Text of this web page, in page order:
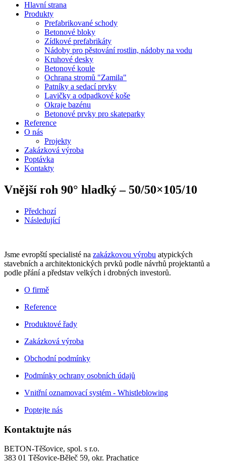
Hlavní strana
Produkty
Prefabrikované schody
Betonové bloky
Zídkové prefabrikáty
Nádoby pro pěstování rostlin, nádoby na vodu
Kruhové desky
Betonové koule
Ochrana stromů "Zamila"
Patníky a sedací prvky
Lavičky a odpadkové koše
Okraje bazénu
Betonové prvky pro skateparky
Reference
O nás
Projekty
Zakázková výroba
Poptávka
Kontakty
Vnější roh 90° hladký – 50/50×105/10
Předchozí
Následující
Jsme evropští specialisté na zakázkovou výrobu atypických
stavebních a architektonických prvků podle návrhů projektantů a
podle přání a představ velkých i drobných investorů.
O firmě
Reference
Produktové řady
Zakázková výroba
Obchodní podmínky
Podmínky ochrany osobních údajů
Vnitřní oznamovací systém - Whistleblowing
Poptejte nás
Kontaktujte nás
BETON-Těšovice, spol. s r.o.
383 01 Těšovice-Běleč 59, okr. Prachatice